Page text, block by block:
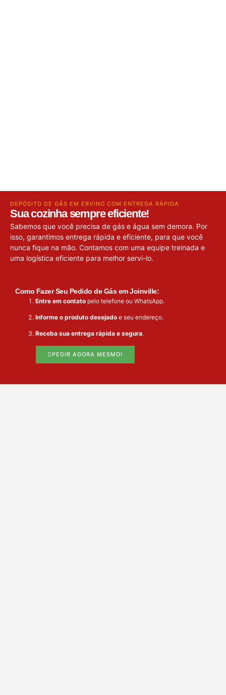
DEPÓSITO DE GÁS EM ERVINO COM ENTREGA RÁPIDA
Sua cozinha sempre eficiente!
Sabemos que você precisa de gás e água sem demora. Por
isso, garantimos entrega rápida e eficiente, para que você
nunca fique na mão. Contamos com uma equipe treinada e
uma logística eficiente para melhor servi-lo.
Como Fazer Seu Pedido de Gás em Joinville:
Entre em contato pelo telefone ou WhatsApp.
Informe o produto desejado e seu endereço.
Receba sua entrega rápida e segura.
PEDIR AGORA MESMO!